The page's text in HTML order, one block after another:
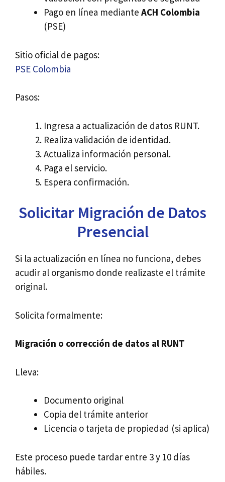
Pago en línea mediante ACH Colombia
(PSE)
Sitio oficial de pagos:
PSE Colombia
Pasos:
Ingresa a actualización de datos RUNT.
Realiza validación de identidad.
Actualiza información personal.
Paga el servicio.
Espera confirmación.
Solicitar Migración de Datos
Presencial
Si la actualización en línea no funciona, debes
acudir al organismo donde realizaste el trámite
original.
Solicita formalmente:
Migración o corrección de datos al RUNT
Lleva:
Documento original
Copia del trámite anterior
Licencia o tarjeta de propiedad (si aplica)
Este proceso puede tardar entre 3 y 10 días
hábiles.